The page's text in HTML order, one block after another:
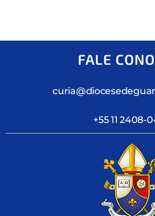
FALE
+55 11 2408-